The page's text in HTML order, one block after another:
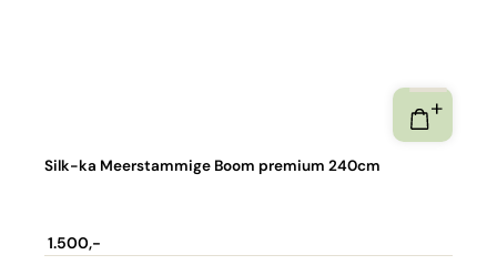
Silk-ka Meerstammige Boom premium 240cm
1.500,-